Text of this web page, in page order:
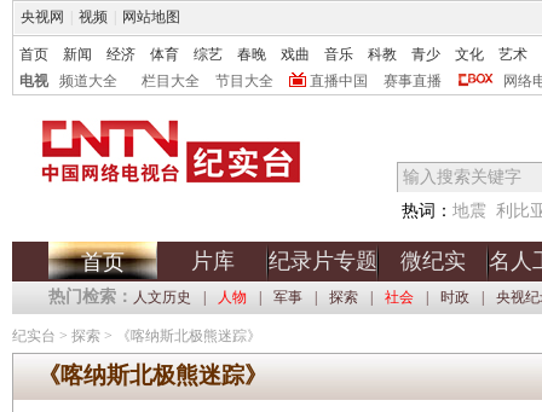
央视网 视频 网站地图
首页 新闻 经济 体育 综艺 春晚 戏曲 音乐 科教 青少 文化
艺术
电视
频道大全 栏目大全 节目大全 直播中国 赛事直播 网络
热词： 地震 利比
首页 片库 纪录片专题 微纪实 名人
热门检索： 人文历史 人物 军事 探索 社会 时政 央视
纪实台 > 探索 > 《喀纳斯北极熊迷踪》
《喀纳斯北极熊迷踪》